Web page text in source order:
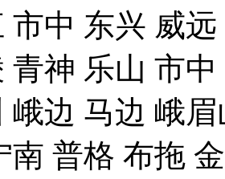
市中 东兴 威
青神 乐山 市
峨边 马边 峨
南 普格 布拖